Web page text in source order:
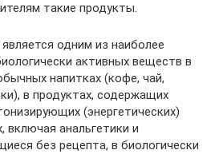
та­кие продукты.
одним из наиболее
активных веществ в
напитках (кофе, чай,
в продуктах, содержащих
(энергетических)
включая анальгетики и
без рецепта, в биологи­чески